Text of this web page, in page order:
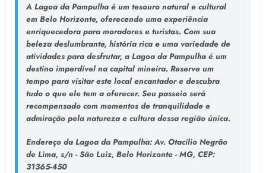
A Lagoa da Pampulha é um tesouro natural e cultural
em Belo Horizonte, oferecendo uma experiência
enriquecedora para moradores e turistas. Com sua
beleza deslumbrante, história rica e uma variedade de
atividades para desfrutar, a Lagoa da Pampulha é um
destino imperdível na capital mineira. Reserve um
tempo para visitar este local encantador e descubra
tudo o que ele tem a oferecer. Seu passeio será
recompensado com momentos de tranquilidade e
admiração pela natureza e cultura dessa região única.
Endereço da Lagoa da Pampulha: Av. Otacílio Negrão
de Lima, s/n - São Luiz, Belo Horizonte - MG, CEP:
31365-450